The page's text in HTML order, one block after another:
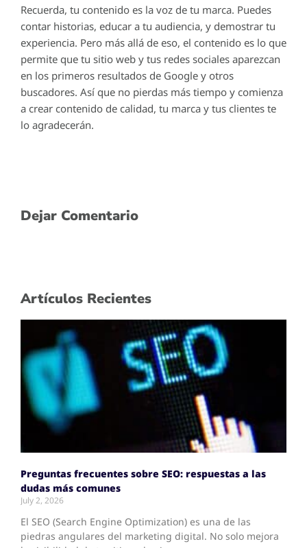
Recuerda, tu contenido es la voz de tu marca. Puedes
contar historias, educar a tu audiencia, y demostrar tu
experiencia. Pero más allá de eso, el contenido es lo que
permite que tu sitio web y tus redes sociales aparezcan
en los primeros resultados de Google y otros
buscadores. Así que no pierdas más tiempo y comienza
a crear contenido de calidad, tu marca y tus clientes te
lo agradecerán.
Dejar Comentario
Artículos Recientes
Preguntas frecuentes sobre SEO: respuestas a las
dudas más comunes
July 2, 2026
El SEO (Search Engine Optimization) es una de las
piedras angulares del marketing digital. No solo mejora